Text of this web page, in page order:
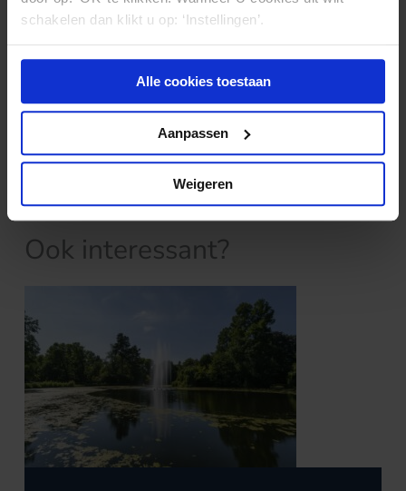
schakelen dan klikt u op: ‘Instellingen’.
Alle cookies toestaan
Aanpassen
Weigeren
De voormalig huisarts deed overigens in hoger
beroep ook nog tevergeefs een beroep op de
Correctie-Langemeijer.
Klikhiervoor de uitspraak
Nieuws & kennis
Ook interessant?